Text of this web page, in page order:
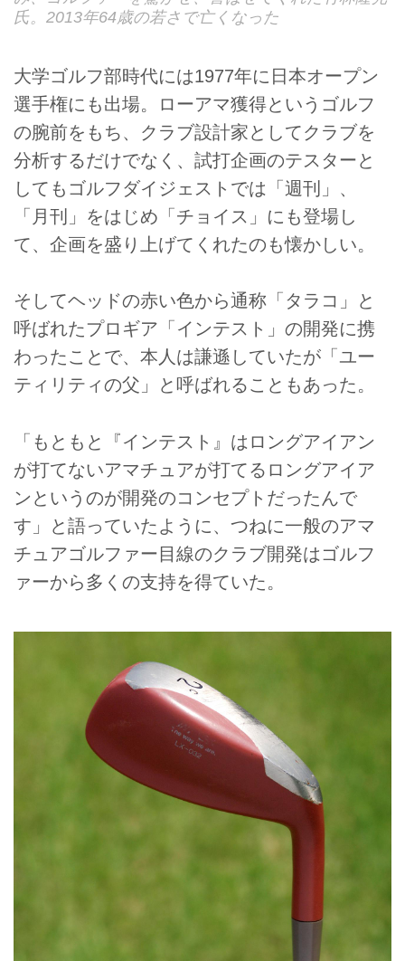
氏。2013年64歳の若さで亡くなった
大学ゴルフ部時代には1977年に日本オープン
選手権にも出場。ローアマ獲得というゴルフ
の腕前をもち、クラブ設計家としてクラブを
分析するだけでなく、試打企画のテスターと
してもゴルフダイジェストでは「週刊」、
「月刊」をはじめ「チョイス」にも登場し
て、企画を盛り上げてくれたのも懐かしい。
そしてヘッドの赤い色から通称「タラコ」と
呼ばれたプロギア「インテスト」の開発に携
わったことで、本人は謙遜していたが「ユー
ティリティの父」と呼ばれることもあった。
「もともと『インテスト』はロングアイアン
が打てないアマチュアが打てるロングアイア
ンというのが開発のコンセプトだったんで
す」と語っていたように、つねに一般のアマ
チュアゴルファー目線のクラブ開発はゴルフ
ァーから多くの支持を得ていた。